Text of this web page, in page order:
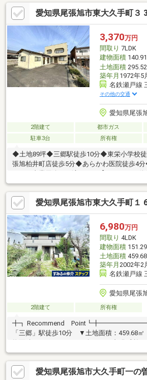
愛知県尾張旭市東大久手町３
3,370万円
間取り 7LDK
建物面積
土地面積
築年月 1972年5
名鉄瀬戸線
その他の交通
愛知県尾張
2階建て 都市ガス
駐車3台
所有権
◆土地89坪◆三郷駅徒歩10分◆東栄小学校
張旭柏井町店徒歩5分◆あらかわ医院徒歩4分
張旭・瀬戸専門店】●LIXIL不動産ショップ顧
域情報盛りだくさん！ 名古屋市内や近郊市
相談もOK●キッズスペース完備！●営業全員
ホームページには常時300件以上の情報！●
数！ 資金計画もお任せください●物件のマ
ゃんとご説明！ ハザード情報もチェック！
愛知県尾張旭市東大久手町１
6,980万円
間取り 4LDK
建物面積
土地面積
築年月 2002年2
名鉄瀬戸線
愛知県尾張
2階建て 所有権
╋┓ Recommend
「三郷」駅徒歩10分 ▼土地面積：459.68
年2月築 ▼間取り：4LDK ▼LDKは約21.4
とも8.0帖以上あり ▼南側に庭・来客用駐車
日当たり・眺望・通風良好 ▼太陽光発電、
愛知県尾張旭市大久手町一の